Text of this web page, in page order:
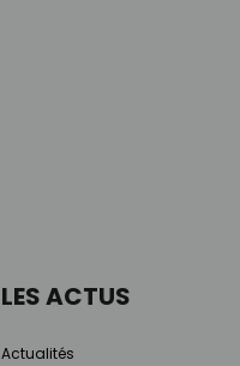
LES ACTUS
Actualités